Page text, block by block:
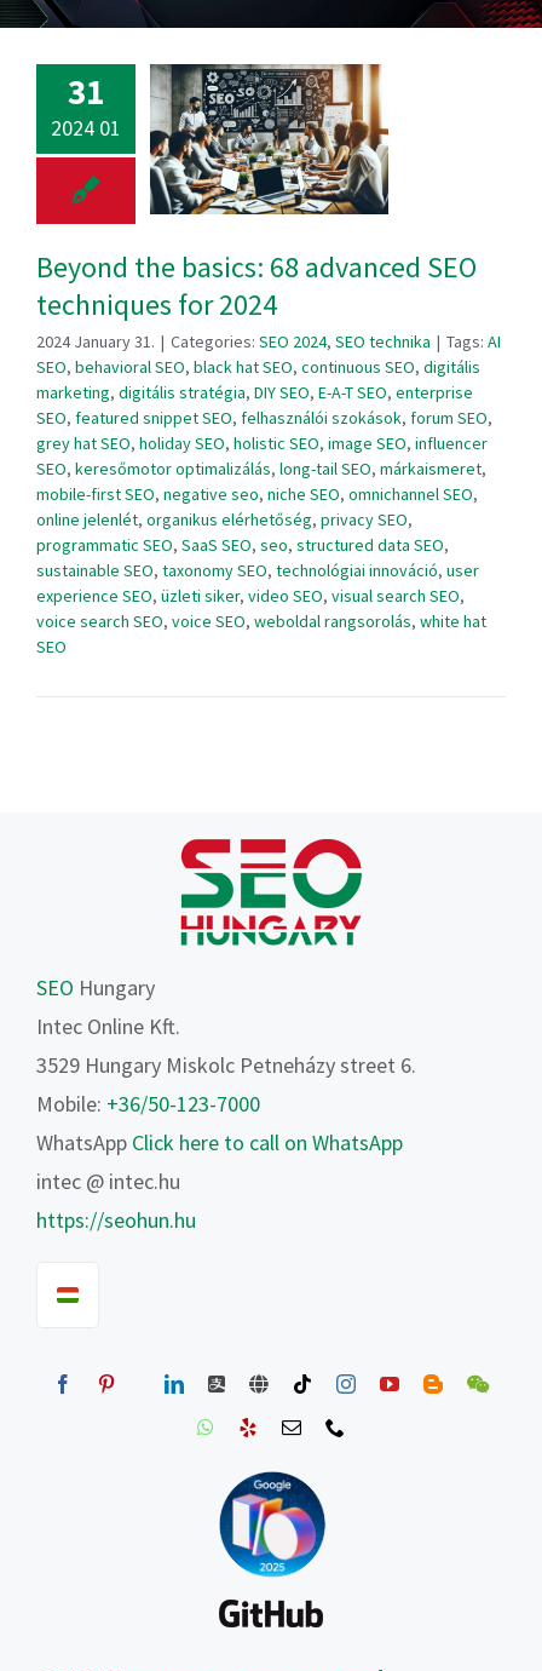
31
2024 01
Beyond the basics: 68 advanced SEO
techniques for 2024
2024 January 31. | Categories: SEO 2024, SEO technika | Tags: AI
SEO, behavioral SEO, black hat SEO, continuous SEO, digitális
marketing, digitális stratégia, DIY SEO, E-A-T SEO, enterprise
SEO, featured snippet SEO, felhasználói szokások, forum SEO,
grey hat SEO, holiday SEO, holistic SEO, image SEO, influencer
SEO, keresőmotor optimalizálás, long-tail SEO, márkaismeret,
mobile-first SEO, negative seo, niche SEO, omnichannel SEO,
online jelenlét, organikus elérhetőség, privacy SEO,
programmatic SEO, SaaS SEO, seo, structured data SEO,
sustainable SEO, taxonomy SEO, technológiai innováció, user
experience SEO, üzleti siker, video SEO, visual search SEO,
voice search SEO, voice SEO, weboldal rangsorolás, white hat
SEO
SEO Hungary
Intec Online Kft.
3529 Hungary Miskolc Petneházy street 6.
Mobile: +36/50-123-7000
WhatsApp Click here to call on WhatsApp
intec @ intec.hu
https://seohun.hu